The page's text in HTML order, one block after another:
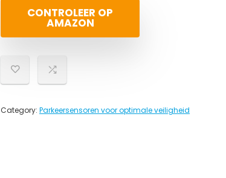
CONTROLEER OP
AMAZON
Category: Parkeersensoren voor optimale veiligheid